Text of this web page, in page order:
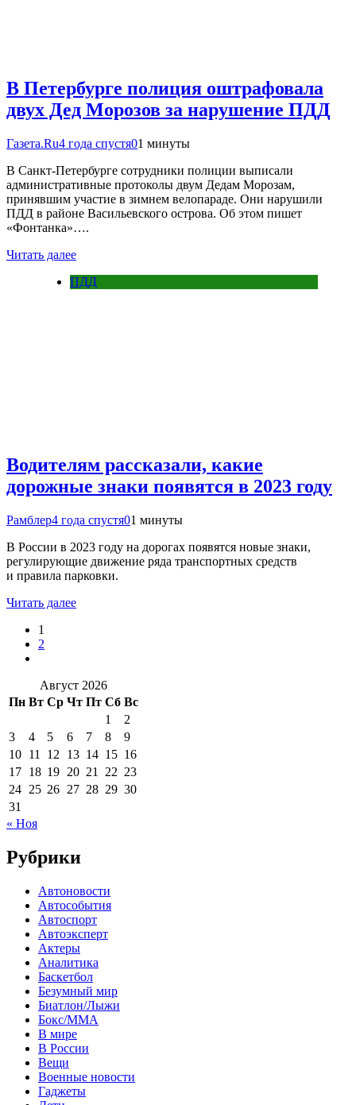
В Петербурге полиция оштрафовала
двух Дед Морозов за нарушение ПДД
Газета.Ru4 года спустя01 минуты
В Санкт-Петербурге сотрудники полиции выписали
административные протоколы двум Дедам Морозам,
принявшим участие в зимнем велопараде. Они нарушили
ПДД в районе Васильевского острова. Об этом пишет
«Фонтанка»….
Читать далее
ПДД
Водителям рассказали, какие
дорожные знаки появятся в 2023 году
Рамблер4 года спустя01 минуты
В России в 2023 году на дорогах появятся новые знаки,
регулирующие движение ряда транспортных средств
и правила парковки.
Читать далее
1
2
Август 2026
Пн Вт Ср Чт Пт Сб Вс
1
2
3
4 5 6 7 8
9
10 11 12 13 14 15 16
17 18 19 20 21 22 23
24 25 26 27 28 29 30
31
« Ноя
Рубрики
Автоновости
Автособытия
Автоспорт
Автоэксперт
Актеры
Аналитика
Баскетбол
Безумный мир
Биатлон/Лыжи
Бокс/MMA
В мире
В России
Вещи
Военные новости
Гаджеты